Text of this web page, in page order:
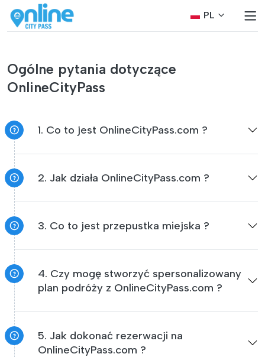
PL
Ogólne pytania dotyczące
OnlineCityPass
1. Co to jest OnlineCityPass.com ?
2. Jak działa OnlineCityPass.com ?
3. Co to jest przepustka miejska ?
4. Czy mogę stworzyć spersonalizowany
plan podróży z OnlineCityPass.com ?
5. Jak dokonać rezerwacji na
OnlineCityPass.com ?